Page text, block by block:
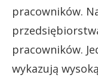
pracowników.
pracowników.
wykazują